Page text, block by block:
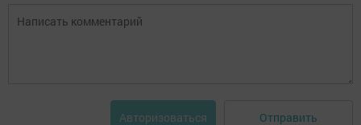
Авторизоваться Отправить